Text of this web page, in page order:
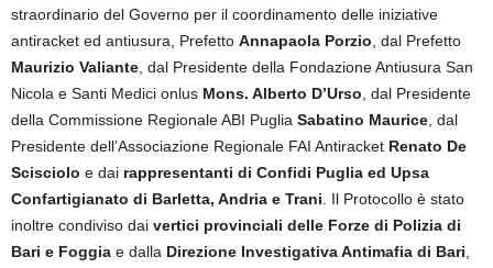
straordinario del Governo per il coordinamento delle iniziative
antiracket ed antiusura, Prefetto Annapaola Porzio , dal Prefetto
Maurizio Valiante , dal Presidente della Fondazione Antiusura San
Nicola e Santi Medici onlus Mons. Alberto D’Urso , dal Presidente
della Commissione Regionale ABI Puglia Sabatino Maurice , dal
Presidente dell’Associazione Regionale FAI Antiracket Renato De
Scisciolo e dai rappresentanti di Confidi Puglia ed Upsa
Confartigianato di Barletta, Andria e Trani . Il Protocollo è stato
inoltre condiviso dai vertici provinciali delle Forze di Polizia di
Bari e Foggia e dalla Direzione Investigativa Antimafia di Bari